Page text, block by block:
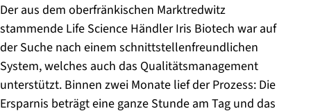
Der aus dem oberfränkischen Marktredwitz
stammende Life Science Händler Iris Biotech war auf
der Suche nach einem schnittstellenfreundlichen
System, welches auch das Qualitätsmanagement
unterstützt. Binnen zwei Monate lief der Prozess: Die
Ersparnis beträgt eine ganze Stunde am Tag und das